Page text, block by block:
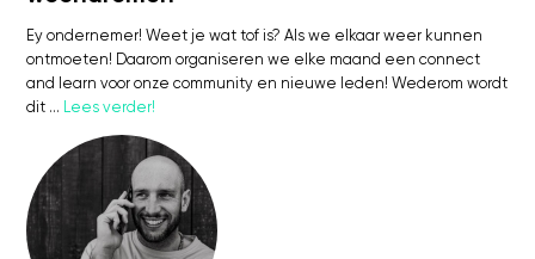
Ey ondernemer! Weet je wat tof is? Als we elkaar weer kunnen
ontmoeten! Daarom organiseren we elke maand een connect
and learn voor onze community en nieuwe leden! Wederom wordt
dit …
Lees verder!